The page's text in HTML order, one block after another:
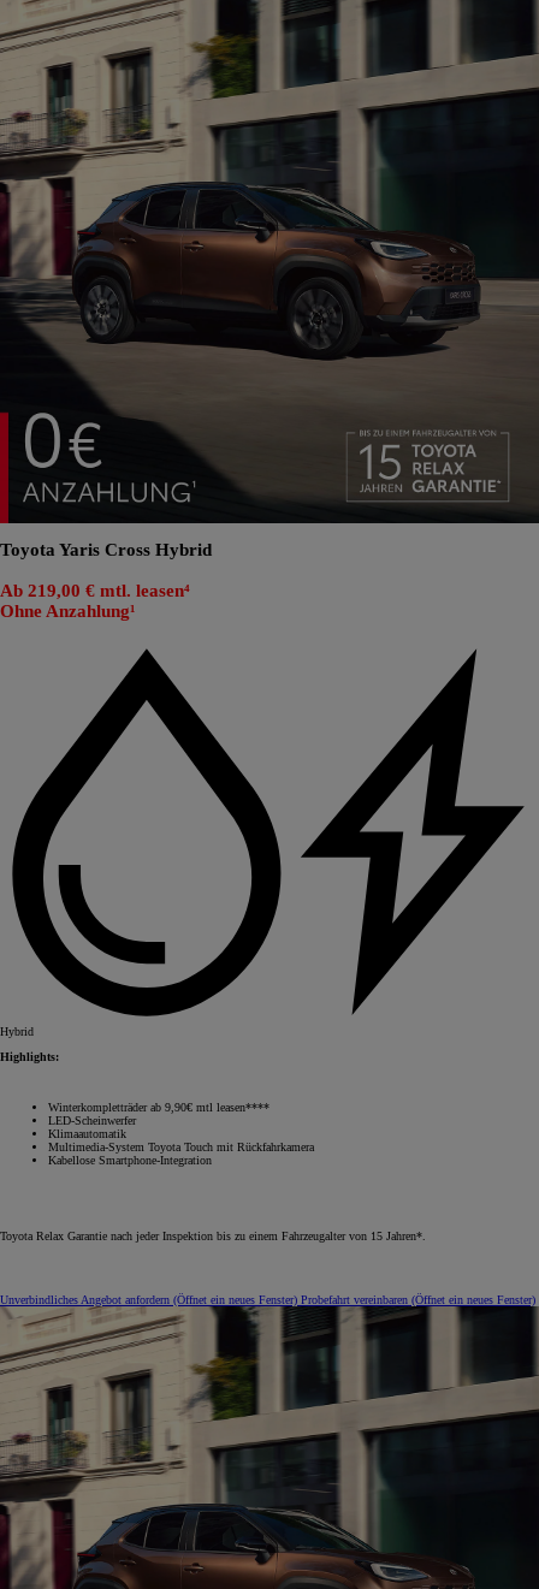
Toyota Yaris Cross Hybrid
Ab 219,00 € mtl. leasen⁴
Ohne Anzahlung¹
Hybrid
Highlights:
Winterkompletträder ab 9,90€ mtl leasen****
LED-Scheinwerfer
Klimaautomatik
Multimedia-System Toyota Touch mit Rückfahrkamera
Kabellose Smartphone-Integration
Toyota Relax Garantie nach jeder Inspektion bis zu einem Fahrzeugalter von 15 Jahren*.
Unverbindliches Angebot anfordern (Öffnet ein neues Fenster) Probefahrt vereinbaren (Öffnet ein neues Fenster)